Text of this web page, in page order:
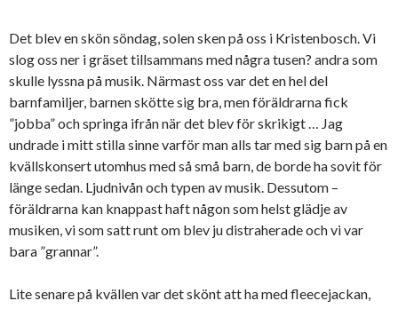
Det blev en skön söndag, solen sken på oss i Kristenbosch. Vi
slog oss ner i gräset tillsammans med några tusen? andra som
skulle lyssna på musik. Närmast oss var det en hel del
barnfamiljer, barnen skötte sig bra, men föräldrarna fick
”jobba” och springa ifrån när det blev för skrikigt … Jag
undrade i mitt stilla sinne varför man alls tar med sig barn på en
kvällskonsert utomhus med så små barn, de borde ha sovit för
länge sedan. Ljudnivån och typen av musik. Dessutom –
föräldrarna kan knappast haft någon som helst glädje av
musiken, vi som satt runt om blev ju distraherade och vi var
bara ”grannar”.
Lite senare på kvällen var det skönt att ha med fleecejackan,